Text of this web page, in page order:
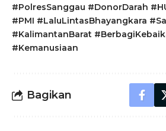
#PolresSanggau #DonorDarah
#PMI #LaluLintasBhayangkara
#KalimantanBarat
#Kemanusiaan
Bagikan